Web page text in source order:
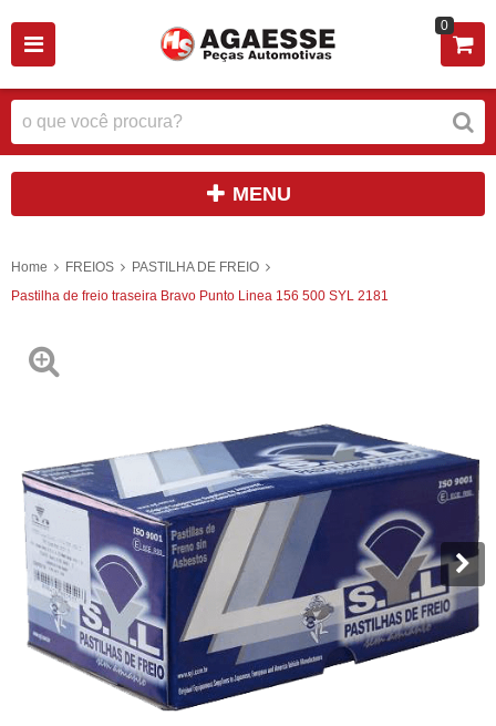
0
MENU
Home FREIOS
PASTILHA DE FREIO
Pastilha de freio traseira Bravo Punto Linea 156 500 SYL 2181